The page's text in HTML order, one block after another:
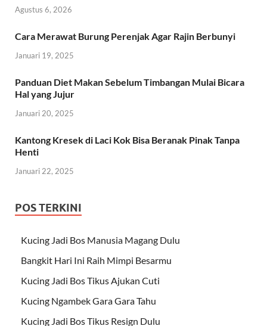
Agustus 6, 2026
Cara Merawat Burung Perenjak Agar Rajin Berbunyi
Januari 19, 2025
Panduan Diet Makan Sebelum Timbangan Mulai Bicara
Hal yang Jujur
Januari 20, 2025
Kantong Kresek di Laci Kok Bisa Beranak Pinak Tanpa
Henti
Januari 22, 2025
POS TERKINI
Kucing Jadi Bos Manusia Magang Dulu
Bangkit Hari Ini Raih Mimpi Besarmu
Kucing Jadi Bos Tikus Ajukan Cuti
Kucing Ngambek Gara Gara Tahu
Kucing Jadi Bos Tikus Resign Dulu